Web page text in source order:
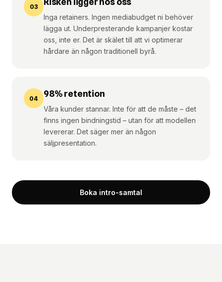
03
Inga retainers. Ingen mediabudget ni behöver
lägga ut. Underpresterande kampanjer kostar
oss, inte er. Det är skälet till att vi optimerar
hårdare än någon traditionell byrå.
04 98% retention
Våra kunder stannar. Inte för att de måste – det
finns ingen bindningstid – utan för att modellen
levererar. Det säger mer än någon
säljpresentation.
Boka intro-samtal